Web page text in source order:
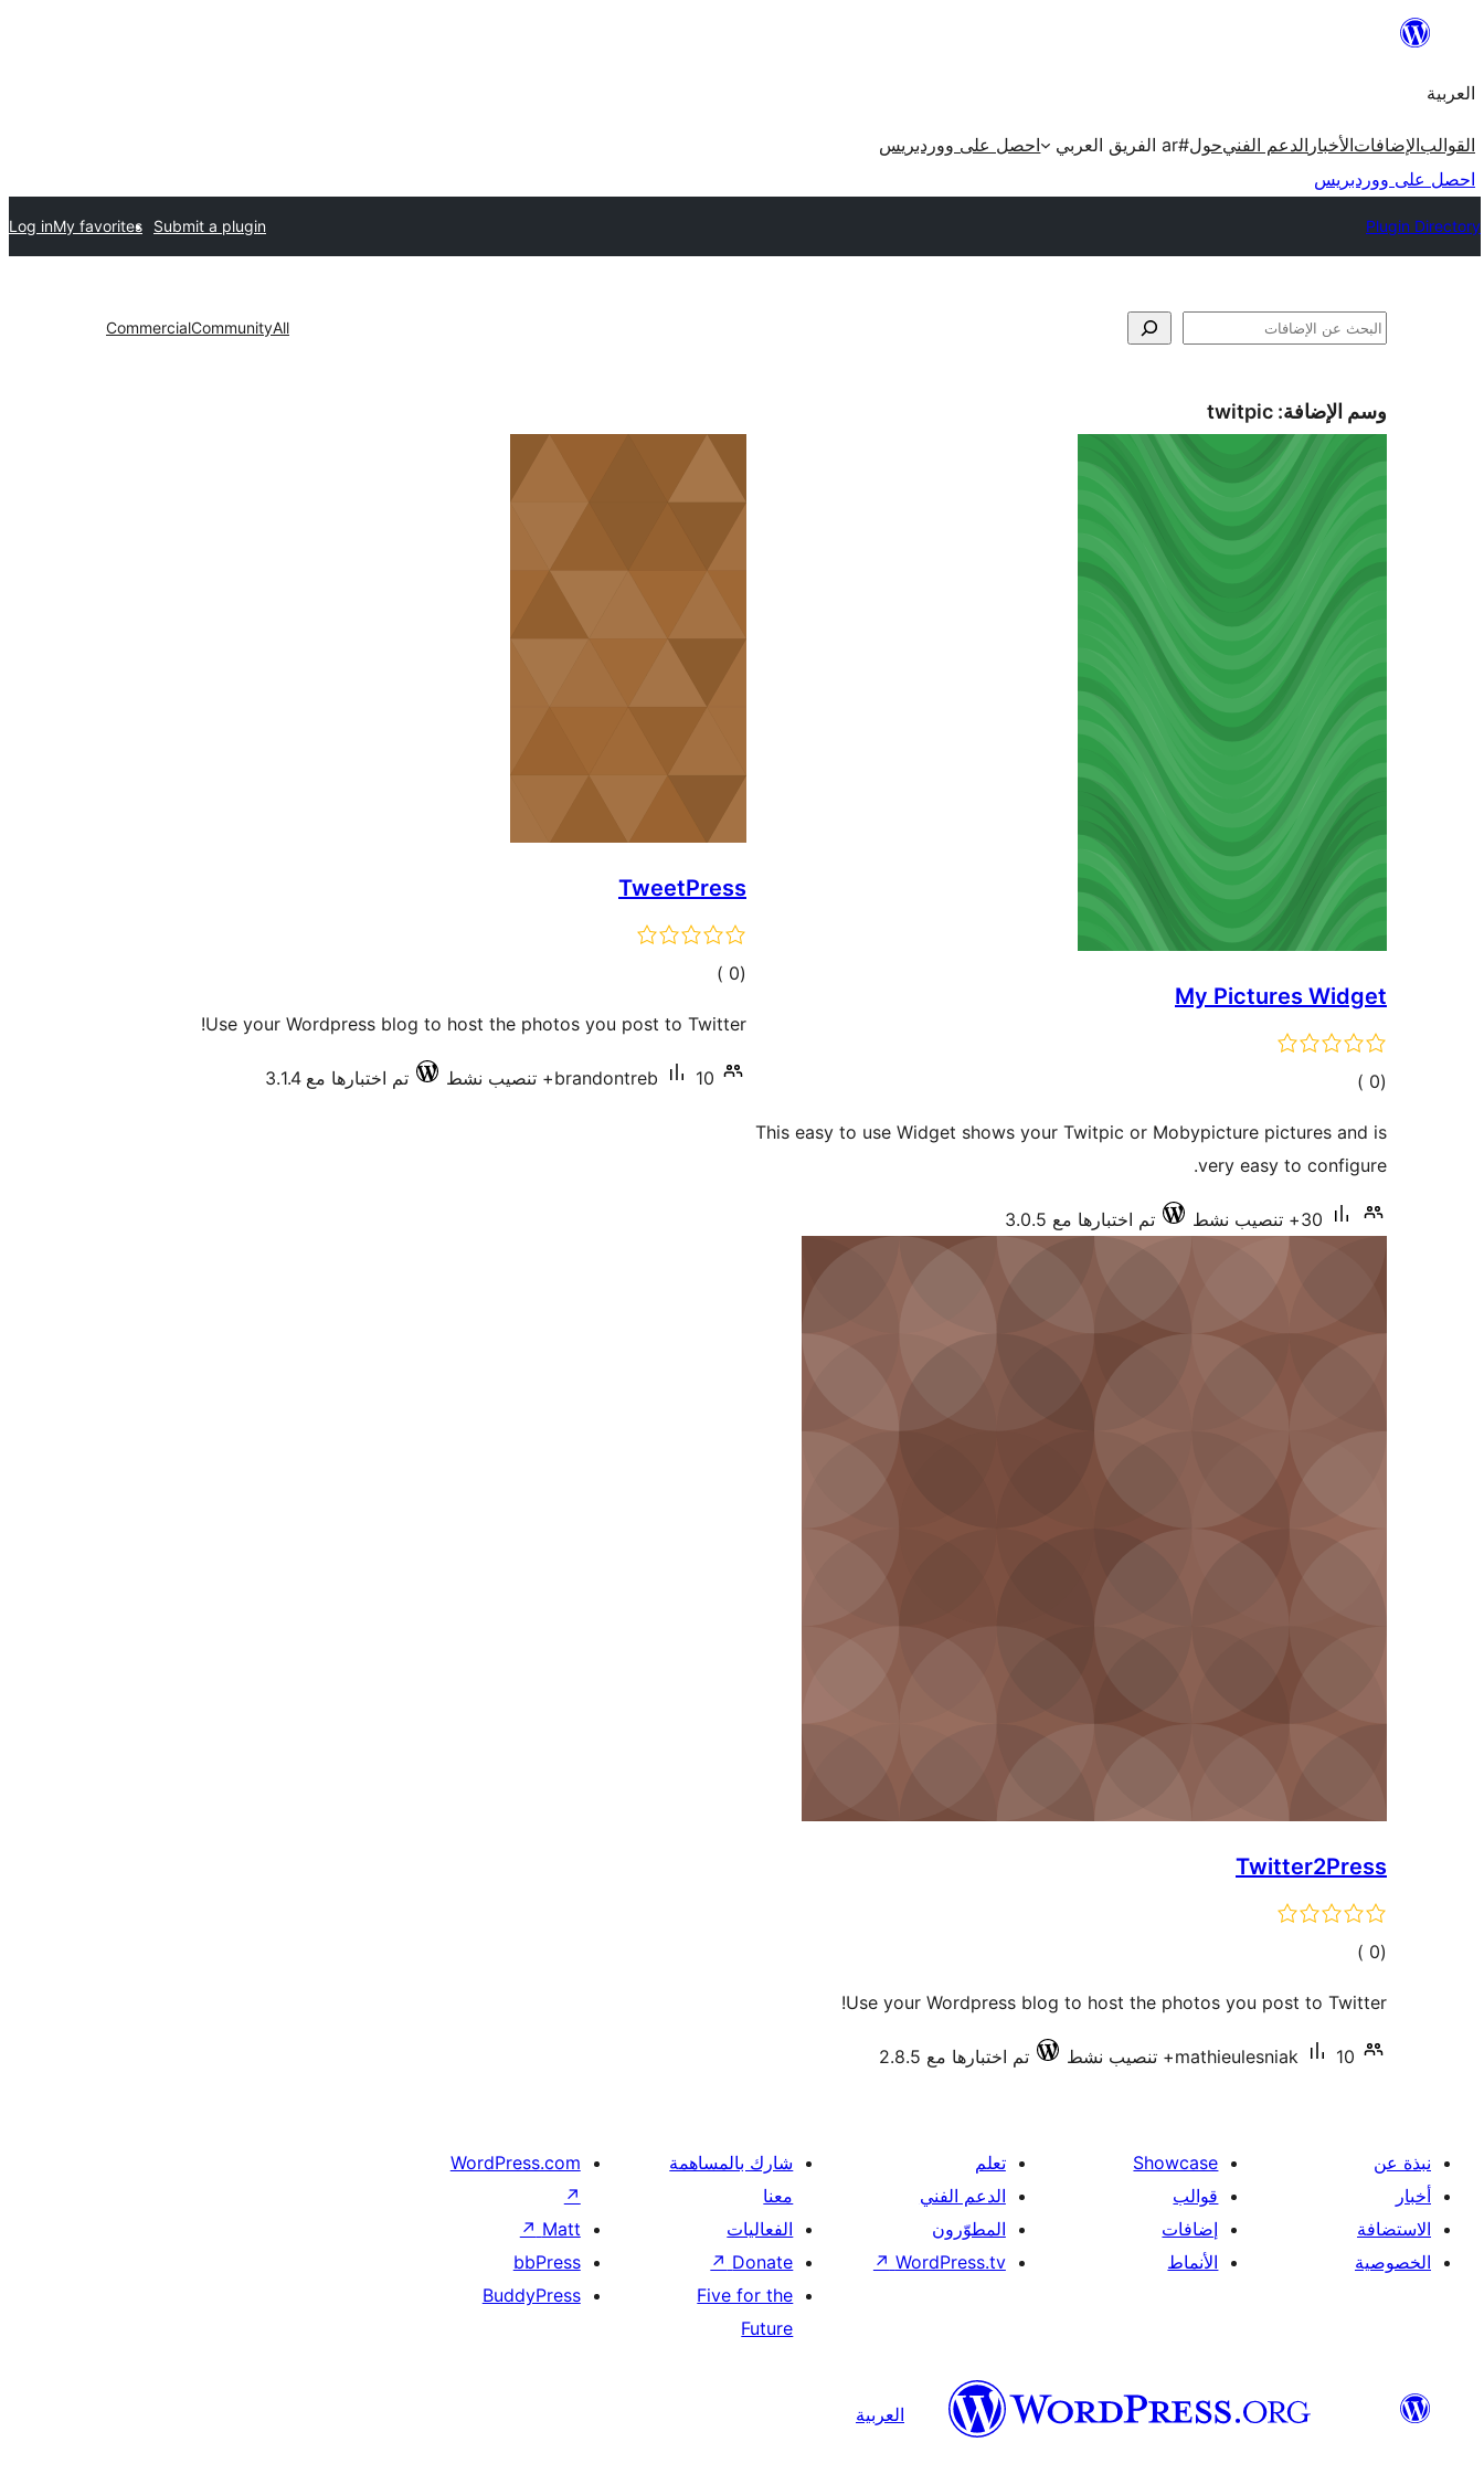
المحتوى
العربية
القوالبالإضافاتالأخبار الدعم الفنيحول#ar الفريق العربي
احصل على ووردبريس
احصل على ووردبريس
Plugin Directory
Submit a plugin
My favorites
Log in
البحث All
Community
Commercial
وسم الإضافة: twitpic
My Pictures Widget
(0
إجمالي)
This easy to use Widget shows your Twitpic or Mobypicture pictures and is
very easy to configure.
30+ تنصيب نشط تم اختبارها مع 3.0.5
TweetPress
(0
إجمالي)
Use your Wordpress blog to host the photos you post to Twitter!
brandontreb 10+ تنصيب نشط تم اختبارها مع 3.1.4
Twitter2Press
(0
إجمالي)
Use your Wordpress blog to host the photos you post to Twitter!
mathieulesniak 10+ تنصيب نشط تم اختبارها مع 2.8.5
نبذة عن
أخبار
الاستضافة
الخصوصية
Showcase
قوالب
إضافات
الأنماط
تعلم
الدعم الفني
المطوّرون
WordPress.tv
↗
شارك بالمساهمة
معنا
الفعاليات
Donate
↗
Five for the
Future
WordPress.com
↗
Matt
↗
bbPress
BuddyPress
العربية